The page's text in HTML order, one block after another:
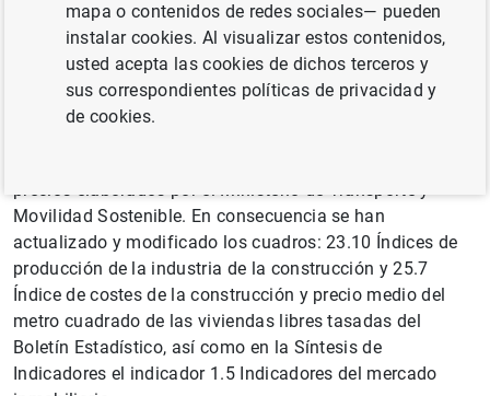
especificaciones técnicas sobre estadísticas
empresariales europeas, se ha determinado que el año
2021 será el nuevo periodo base, y su implantación debe
hacerse efectiva este año 2024 (anteriormente, el año
base era el 2015).
Movilidad Sostenible. En consecuencia se han
actualizado y modificado los cuadros: 23.10 Índices de
producción de la industria de la construcción y 25.7
Índice de costes de la construcción y precio medio del
metro cuadrado de las viviendas libres tasadas del
Boletín Estadístico, así como en la Síntesis de
Indicadores el indicador 1.5 Indicadores del mercado
mapa o contenidos de redes sociales— pueden
instalar cookies. Al visualizar estos contenidos,
usted acepta las cookies de dichos terceros y
sus correspondientes políticas de privacidad y
de cookies.